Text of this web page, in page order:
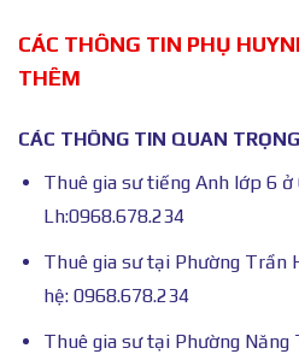
CÁC THÔNG TIN PHỤ
THÊM
CÁC THÔNG TIN QUAN
Thuê gia sư tiếng Anh lớp 6 ở
Lh:0968.678.234
Thuê gia sư tại Phường Trần
hệ: 0968.678.234
Thuê gia sư tại Phường